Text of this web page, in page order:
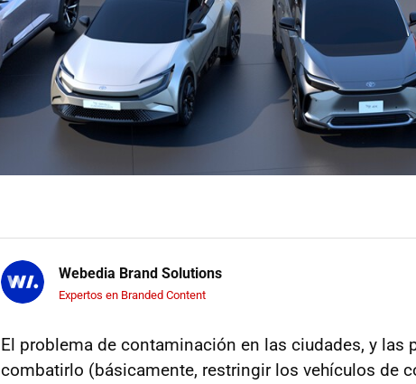
Webedia Brand Solutions
Expertos en Branded Content
El problema de contaminación en las ciudades, y las
combatirlo (básicamente, restringir los vehículos de